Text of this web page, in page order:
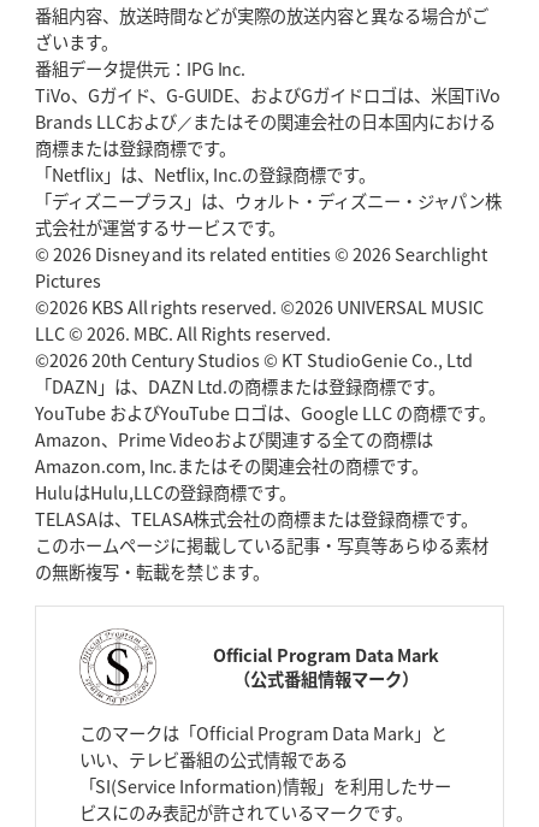
番組内容、放送時間などが実際の放送内容と異なる場合がご
ざいます。
番組データ提供元：IPG Inc.
TiVo、Gガイド、G-GUIDE、およびGガイドロゴは、米国TiVo
Brands LLCおよび／またはその関連会社の日本国内における
商標または登録商標です。
「Netflix」は、Netflix, Inc.の登録商標です。
「ディズニープラス」は、ウォルト・ディズニー・ジャパン株
式会社が運営するサービスです。
© 2026 Disney and its related entities © 2026 Searchlight
Pictures
©2026 KBS All rights reserved. ©2026 UNIVERSAL MUSIC
LLC © 2026. MBC. All Rights reserved.
©2026 20th Century Studios © KT StudioGenie Co., Ltd
「DAZN」は、DAZN Ltd.の商標または登録商標です。
YouTube およびYouTube ロゴは、Google LLC の商標です。
Amazon、Prime Videoおよび関連する全ての商標は
Amazon.com, Inc.またはその関連会社の商標です。
HuluはHulu,LLCの登録商標です。
TELASAは、TELASA株式会社の商標または登録商標です。
このホームページに掲載している記事・写真等あらゆる素材
の無断複写・転載を禁じます。
Official Program Data Mark
（公式番組情報マーク）
このマークは「Official Program Data Mark」と
いい、テレビ番組の公式情報である
「SI(Service Information)情報」を利用したサー
ビスにのみ表記が許されているマークです。